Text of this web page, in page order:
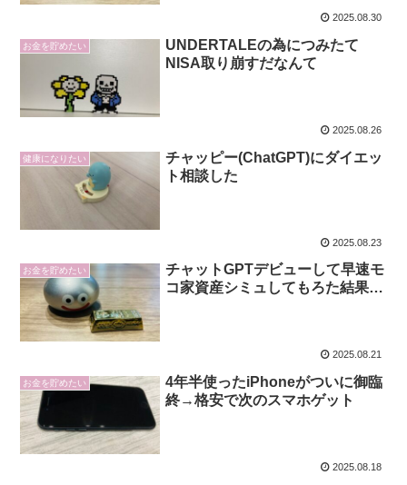
2025.08.30
お金を貯めたい
UNDERTALEの為につみたて
NISA取り崩すだなんて
2025.08.26
健康になりたい
チャッピー(ChatGPT)にダイエッ
ト相談した
2025.08.23
お金を貯めたい
チャットGPTデビューして早速モ
コ家資産シミュしてもろた結果…
2025.08.21
お金を貯めたい
4年半使ったiPhoneがついに御臨
終→格安で次のスマホゲット
2025.08.18